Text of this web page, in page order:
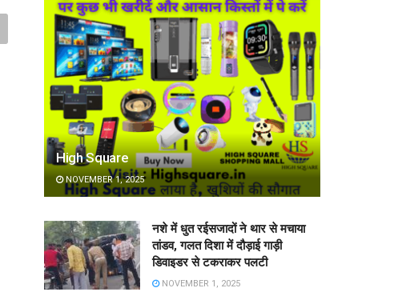
High Square
NOVEMBER 1, 2025
नशे में धुत रईसजादों ने थार से मचाया
तांडव, गलत दिशा में दौड़ाई गाड़ी
डिवाइडर से टकराकर पलटी
NOVEMBER 1, 2025